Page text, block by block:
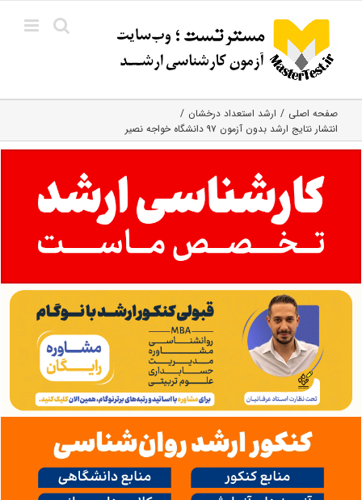
content
صفحه اصلی
ارشد استعداد درخشان
انتشار نتایج ارشد بدون آزمون ۹۷ دانشگاه خواجه نصیر